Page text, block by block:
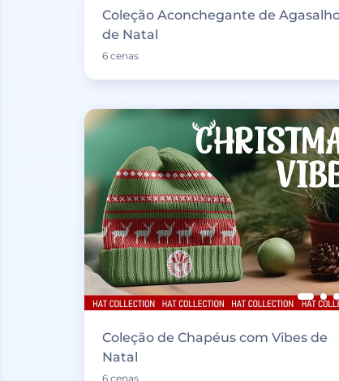
Coleção Aconchegante de
de Natal
6 cenas
Coleção de Chapéus com Vibes de
Natal
6 cenas